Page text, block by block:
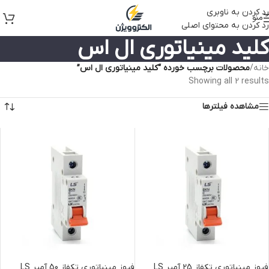
رد کردن به ناوبری
رد کردن به محتوای اصلی
منو
کلید مینیاتوری ال اس
خانه/محصولات برچسب خورده “کلید مینیاتوری ال اس”
Showing all 2 results
مشاهده فیلترها